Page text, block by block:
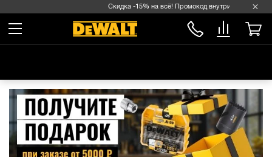
Скидка -15% на всё! Промокод внутри →